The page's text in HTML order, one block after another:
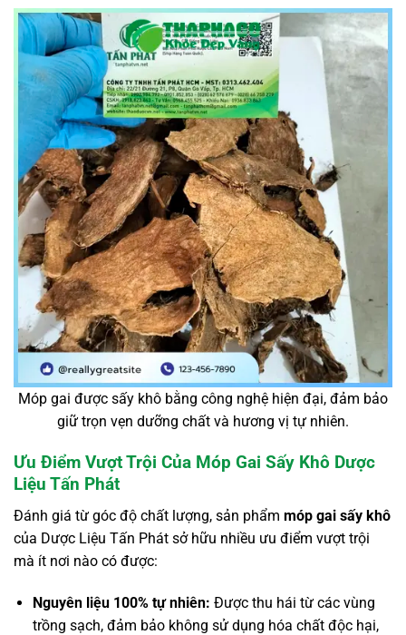
Móp gai được sấy khô bằng công nghệ hiện đại, đảm bảo
giữ trọn vẹn dưỡng chất và hương vị tự nhiên.
Ưu Điểm Vượt Trội Của Móp Gai Sấy Khô Dược
Liệu Tấn Phát
Đánh giá từ góc độ chất lượng, sản phẩm móp gai sấy khô
của Dược Liệu Tấn Phát sở hữu nhiều ưu điểm vượt trội
mà ít nơi nào có được:
Nguyên liệu 100% tự nhiên: Được thu hái từ các vùng
trồng sạch, đảm bảo không sử dụng hóa chất độc hại,